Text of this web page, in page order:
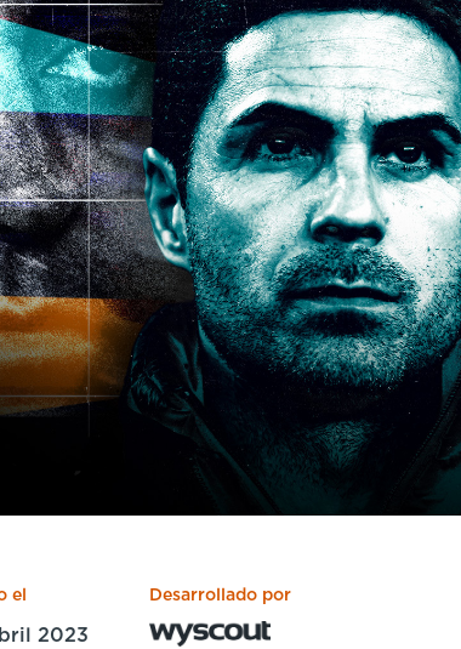
el
2023
Desarrollado por